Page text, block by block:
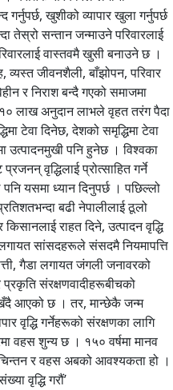
खुशीको व्यापार खुला गर्नुपर्छ
तेस्रो सन्तान जन्माउने परिवारलाई
वास्तवमै खुसी बनाउने छ ।
व्यस्त जीवनशैली, बाँझोपन, परिवार
र निराश बन्दै गएको समाजमा
१० लाख अनुदान लाभले वृहत तरंग पैदा
टेवा दिनेछ, देशको समृद्धिमा टेवा
उत्पादनमुखी पनि हुनेछ । विश्वका
वृद्धिलाई प्रोत्साहित गर्ने
यसमा ध्यान दिनुपर्छ । पछिल्लो
बढी नेपालीलाई ठूलो
राहत दिने, उत्पादन वृद्धि
सांसदहरूले संसदमै नियमापत्ति
गैडा लगायत जंगली जनावरको
संरक्षणवादीहरूबीचको
आएको छ । तर, मान्छेकै जन्म
वृद्धि गर्नेहरूको संरक्षणका लागि
वहस शुन्य छ । १५० वर्षमा मानव
र वहस अबको आवश्यकता हो ।
वृद्धि गरौं’